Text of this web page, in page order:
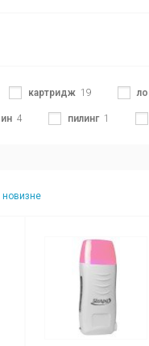
картридж 19
4 пилинг 1
новизне